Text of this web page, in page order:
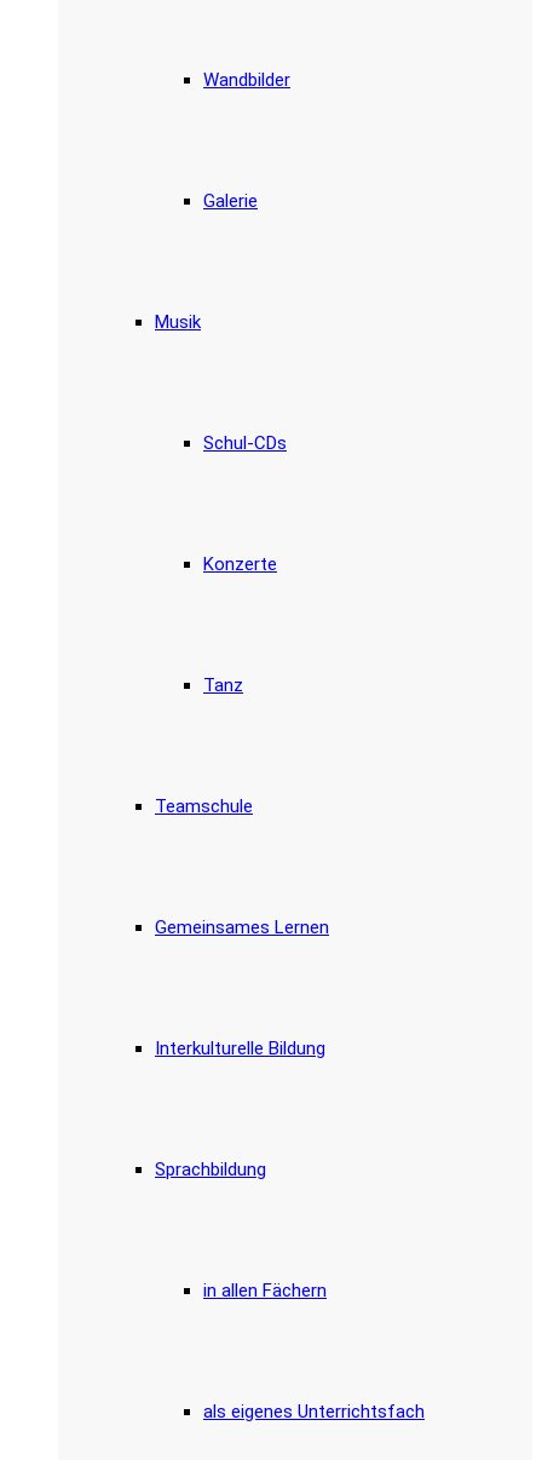
Wandbilder
Galerie
Musik
Schul-CDs
Konzerte
Tanz
Teamschule
Gemeinsames Lernen
Interkulturelle Bildung
Sprachbildung
in allen Fächern
als eigenes Unterrichtsfach